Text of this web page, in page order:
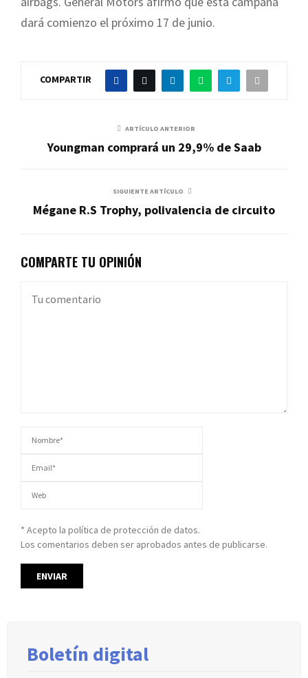
dará comienzo el próximo 17 de junio.
COMPARTIR
ARTÍCULO ANTERIOR
Youngman comprará un 29,9% de Saab
SIGUIENTE ARTÍCULO
Mégane R.S Trophy, polivalencia de circuito
COMPARTE TU OPINIÓN
* Acepto la política de protección de datos.
Los comentarios deben ser aprobados antes de publicarse.
Boletín digital